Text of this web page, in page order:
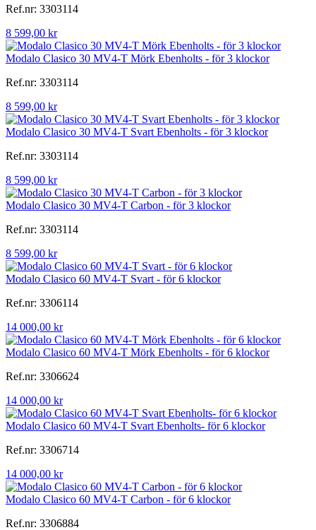
Ref.nr: 3303114
8 599,00 kr
Modalo Clasico 30 MV4-T Mörk Ebenholts - för 3 klockor
Ref.nr: 3303114
8 599,00 kr
Modalo Clasico 30 MV4-T Svart Ebenholts - för 3 klockor
Ref.nr: 3303114
8 599,00 kr
Modalo Clasico 30 MV4-T Carbon - för 3 klockor
Ref.nr: 3303114
8 599,00 kr
Modalo Clasico 60 MV4-T Svart - för 6 klockor
Ref.nr: 3306114
14 000,00 kr
Modalo Clasico 60 MV4-T Mörk Ebenholts - för 6 klockor
Ref.nr: 3306624
14 000,00 kr
Modalo Clasico 60 MV4-T Svart Ebenholts- för 6 klockor
Ref.nr: 3306714
14 000,00 kr
Modalo Clasico 60 MV4-T Carbon - för 6 klockor
Ref.nr: 3306884